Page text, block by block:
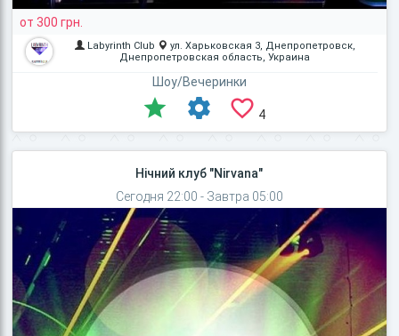
от 300 грн.
Labyrinth Club
ул. Харьковская 3, Днепропетровск,
Днепропетровская область, Украина
Шоу/Вечеринки
4
Нічний клуб "Nirvana"
Сегодня 22:00 - Завтра 05:00